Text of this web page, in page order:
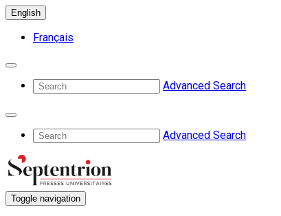
English
Français
Advanced Search
Advanced Search
Toggle navigation